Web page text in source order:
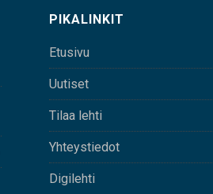
PIKALINKIT
Etusivu
Uutiset
Tilaa lehti
Yhteystiedot
Digilehti